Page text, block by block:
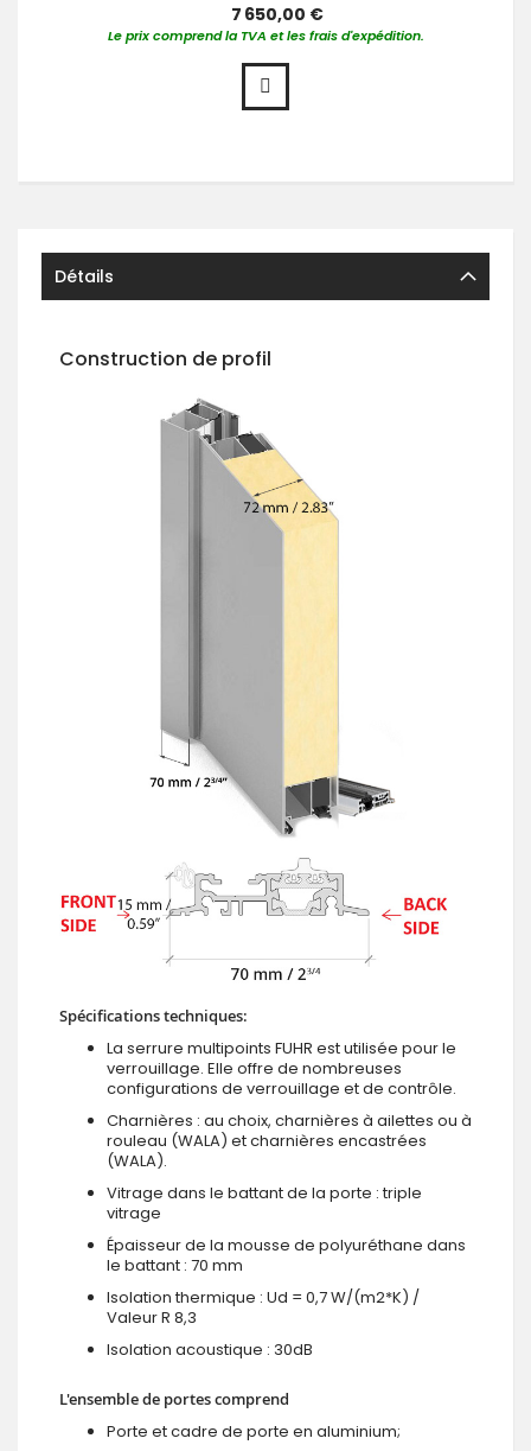
7 650,00 €
Le prix comprend la TVA et les frais d'expédition.
Détails